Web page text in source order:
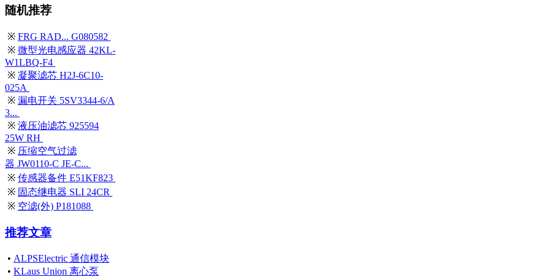
随机推荐
※ FRG RAD... G080582
※ 微型光电感应器 42KL-
W1LBQ-F4
※ 凝聚滤芯 H2J-6C10-
025A
※ 漏电开关 5SV3344-6/A
3...
※ 液压油滤芯 925594
25W RH
※ 压缩空气过滤
器 JW0110-C JE-C...
※ 传感器备件 E51KF823
※ 固态继电器 SLI 24CR
※ 空滤(外) P181088
推荐文章
• ALPSElectric 通信模块
• KLaus Union 离心泵